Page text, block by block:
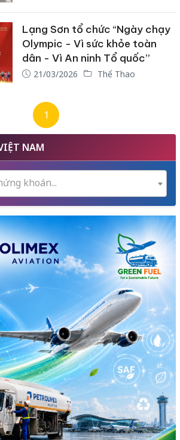
Lạng Sơn tổ chức “Ngày chạy
Olympic - Vì sức khỏe toàn
dân - Vì An ninh Tổ quốc”
21/03/2026 Thể Thao
1
NAM
khoán...